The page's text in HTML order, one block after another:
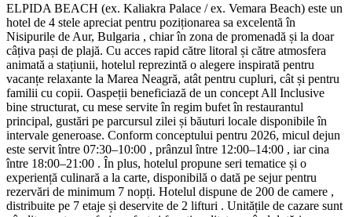
ELPIDA BEACH (ex. Kaliakra Palace / ex. Vemara Beach) este un
hotel de 4 stele apreciat pentru poziționarea sa excelentă în
Nisipurile de Aur, Bulgaria , chiar în zona de promenadă și la doar
câțiva pași de plajă. Cu acces rapid către litoral și către atmosfera
animată a stațiunii, hotelul reprezintă o alegere inspirată pentru
vacanțe relaxante la Marea Neagră, atât pentru cupluri, cât și pentru
familii cu copii. Oaspeții beneficiază de un concept All Inclusive
bine structurat, cu mese servite în regim bufet în restaurantul
principal, gustări pe parcursul zilei și băuturi locale disponibile în
intervale generoase. Conform conceptului pentru 2026, micul dejun
este servit între 07:30–10:00 , prânzul între 12:00–14:00 , iar cina
între 18:00–21:00 . În plus, hotelul propune seri tematice și o
experiență culinară a la carte, disponibilă o dată pe sejur pentru
rezervări de minimum 7 nopți. Hotelul dispune de 200 de camere ,
distribuite pe 7 etaje și deservite de 2 lifturi . Unitățile de cazare sunt